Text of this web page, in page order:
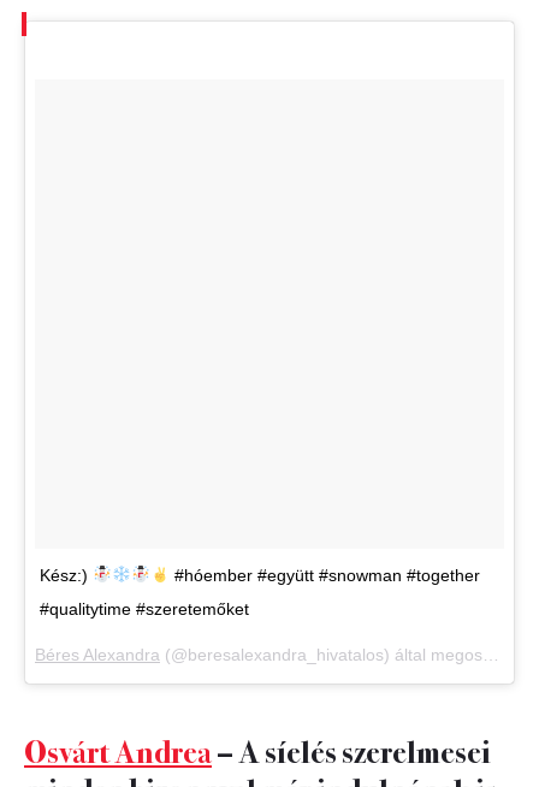
Kész:)
#hóember #együtt #snowman #together
#qualitytime #szeretemőket
Béres Alexandra (@beresalexandra_hivatalos) által megosztott bejegyzés,
Osvárt Andrea– A síelés szerelmesei